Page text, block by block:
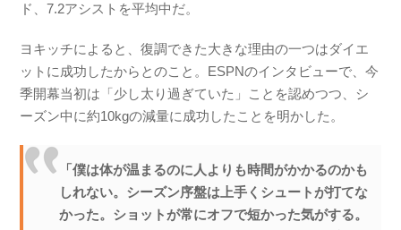
ド、7.2アシストを平均中だ。
ヨキッチによると、復調できた大きな理由の一つはダイエ
ットに成功したからとのこと。ESPNのインタビューで、今
季開幕当初は「少し太り過ぎていた」ことを認めつつ、シ
ーズン中に約10kgの減量に成功したことを明かした。
「僕は体が温まるのに人よりも時間がかかるのかも
しれない。シーズン序盤は上手くシュートが打てな
かった。ショットが常にオフで短かった気がする。